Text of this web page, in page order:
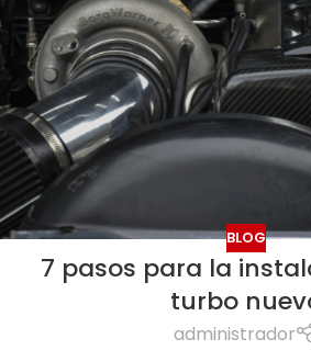
BLOG
7 pasos para la
turbo
administrador